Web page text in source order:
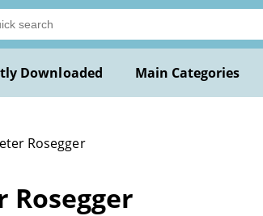
Downloaded Main Categories
Rosegger
Rosegger